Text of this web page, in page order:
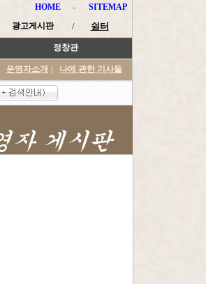
HOME - SITEMAP
광고게시판 / 쉼터
정창관
운영자소개 나에 관한 기사들